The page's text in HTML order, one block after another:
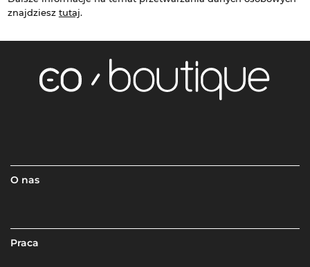
znajdziesz tutaj.
O nas
Praca